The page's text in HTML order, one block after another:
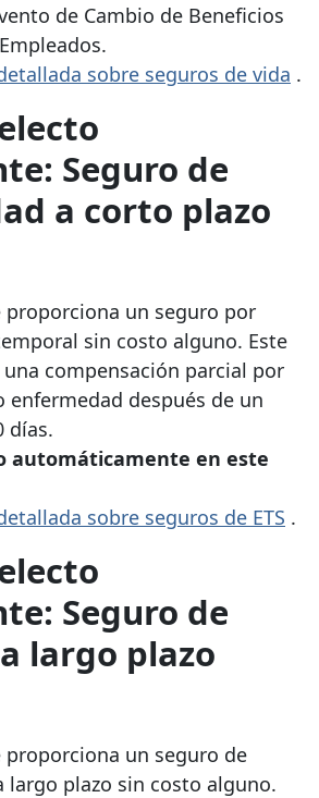
de Cambio de Beneficios
sobre seguros de vida .
Seguro de
a corto plazo
proporciona un seguro por
sin costo alguno. Este
compensación parcial por
enfermedad después de un
días.
automáticamente en este
sobre seguros de ETS .
Seguro de
largo plazo
proporciona un seguro de
largo plazo sin costo alguno.